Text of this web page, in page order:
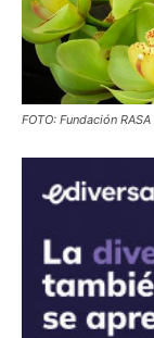
FOTO: Fundación RASA